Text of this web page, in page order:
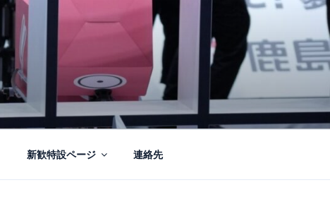
新歓特設ページ 連絡先